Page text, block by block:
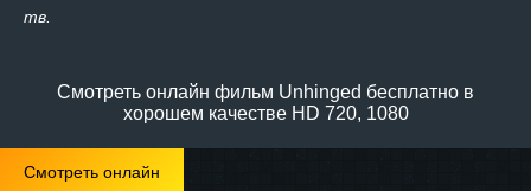
тв.
Смотреть онлайн фильм Unhinged бесплатно в
хорошем качестве HD 720, 1080
Смотреть онлайн